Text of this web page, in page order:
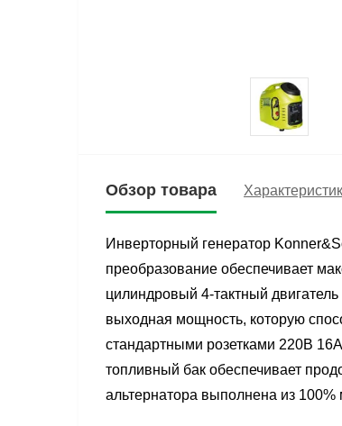
Обзор товара
Инверторный генератор
преобразование обеспечивает
цилиндровый 4-тактный
выходная мощность, которую
стандартными розетками 220В
топливный бак обеспечивает
альтернатора выполнена из 100%